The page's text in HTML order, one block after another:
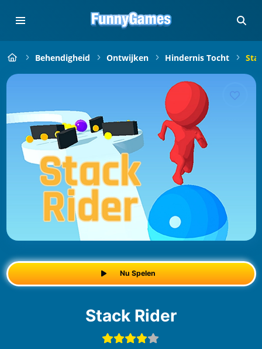
Behendigheid Ontwijken Hindernis Tocht
Nu Spelen
Stack Rider